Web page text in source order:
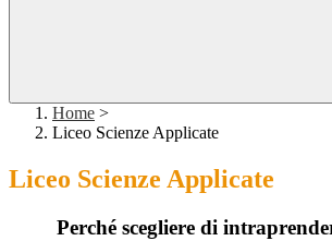
Home >
Liceo Scienze Applicate
Liceo Scienze Applicate
Perché scegliere di